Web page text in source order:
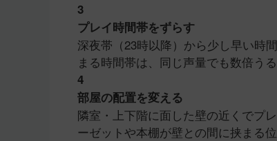
3
プレイ時間帯をずらす
深夜帯（23時以降）から少し早い時
まる時間帯は、同じ声量でも数倍う
4
部屋の配置を変える
隣室・上下階に面した壁の近くでプ
ーゼットや本棚が壁との間に挟まる